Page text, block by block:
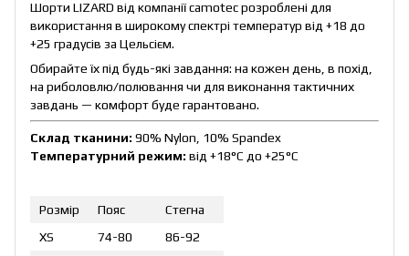
Шорти LIZARD від компанії camotec розроблені для
використання в широкому спектрі температур від +18 до
+25 градусів за Цельсієм.
Обирайте їх під будь-які завдання: на кожен день, в похід,
на риболовлю/полювання чи для виконання тактичних
завдань — комфорт буде гарантовано.
Склад тканини: 90% Nylon, 10% Spandex
Температурний режим: від +18°C до +25°C
Розмір Пояс
Стегна
XS
74-80
86-92